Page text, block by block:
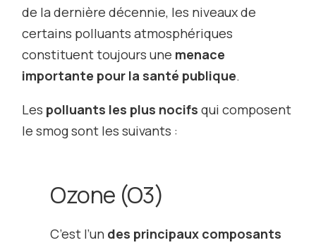
de la dernière décennie, les niveaux de
certains polluants atmosphériques
constituent toujours une menace
importante pour la santé publique.
Les polluants les plus nocifs qui composent
le smog sont les suivants :
Ozone (O3)
C’est l’un des principaux composants